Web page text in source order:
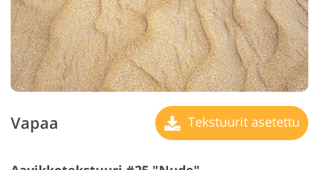
Vapaa Tekstuurit asetettu